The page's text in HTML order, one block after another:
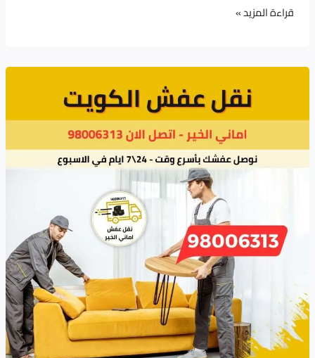
قراءة المزيد »
قبل